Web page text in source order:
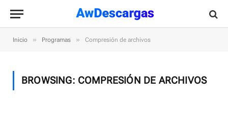
Inicio » Programas » Compresión de archivos
BROWSING: COMPRESIÓN DE ARCHIVOS